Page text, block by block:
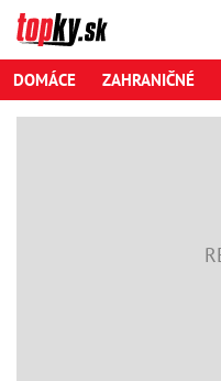
DOMÁCE ZAHRANIČNÉ